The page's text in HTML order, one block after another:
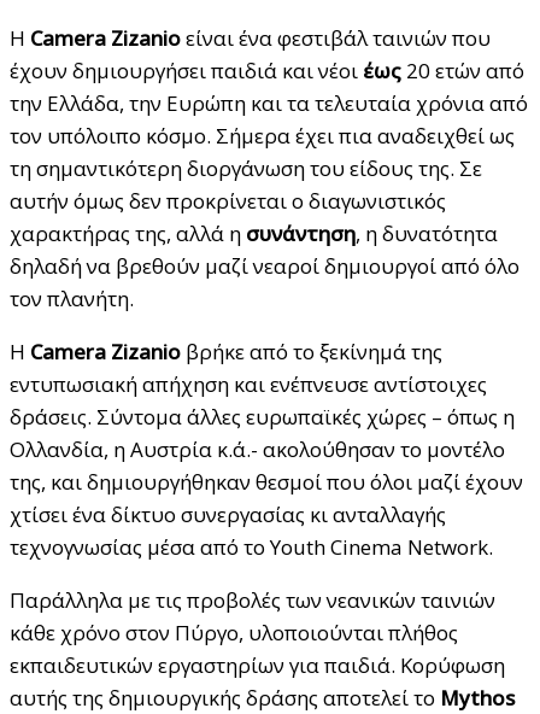
Η Camera Zizanioείναι ένα φεστιβάλ ταινιών που
έχουν δημιουργήσει παιδιά και νέοι έως 20 ετών από
την Ελλάδα, την Ευρώπη και τα τελευταία χρόνια από
τον υπόλοιπο κόσμο. Σήμερα έχει πια αναδειχθεί ως
τη σημαντικότερη διοργάνωση του είδους της. Σε
αυτήν όμως δεν προκρίνεται ο διαγωνιστικός
χαρακτήρας της, αλλά η συνάντηση, η δυνατότητα
δηλαδή να βρεθούν μαζί νεαροί δημιουργοί από όλο
τον πλανήτη.
Η Camera Zizanio βρήκε από το ξεκίνημά της
εντυπωσιακή απήχηση και ενέπνευσε αντίστοιχες
δράσεις. Σύντομα άλλες ευρωπαϊκές χώρες – όπως η
Ολλανδία, η Αυστρία κ.ά.- ακολούθησαν το μοντέλο
της, και δημιουργήθηκαν θεσμοί που όλοι μαζί έχουν
χτίσει ένα δίκτυο συνεργασίας κι ανταλλαγής
τεχνογνωσίας μέσα από το Youth Cinema Network.
Παράλληλα με τις προβολές των νεανικών ταινιών
κάθε χρόνο στον Πύργο, υλοποιούνται πλήθος
εκπαιδευτικών εργαστηρίων για παιδιά. Κορύφωση
αυτής της δημιουργικής δράσης αποτελεί το Mythos